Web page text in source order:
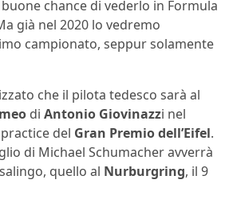
chance di vederlo in Formula
già nel 2020 lo vedremo
campionato, seppur solamente
che il pilota tedesco sarà al
di Antonio Giovinazzi nel
del Gran Premio dell’Eifel.
di Michael Schumacher avverrà
quello al Nurburgring, il 9